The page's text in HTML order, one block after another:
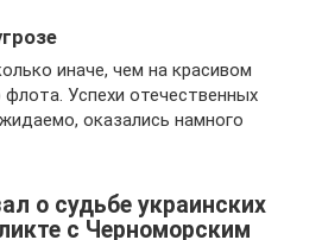
иначе, чем на красивом
флота. Успехи отечественных
оказались намного
о судьбе украинских
с Черноморским